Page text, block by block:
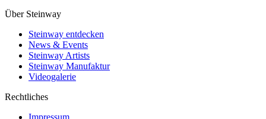
Über Steinway
Steinway entdecken
News & Events
Steinway Artists
Steinway Manufaktur
Videogalerie
Rechtliches